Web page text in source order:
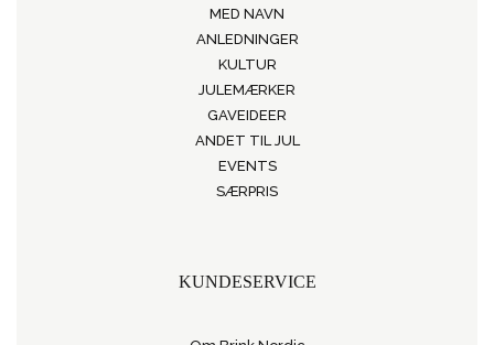
MED NAVN
ANLEDNINGER
KULTUR
JULEMÆRKER
GAVEIDEER
ANDET TIL JUL
EVENTS
SÆRPRIS
KUNDESERVICE